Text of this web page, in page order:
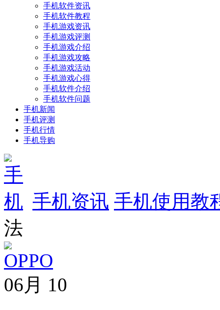
手机软件资讯
手机软件教程
手机游戏资讯
手机游戏评测
手机游戏介绍
手机游戏攻略
手机游戏活动
手机游戏心得
手机软件介绍
手机软件问题
手机新闻
手机评测
手机行情
手机导购
手机资讯 手机使用教
法
06月 10